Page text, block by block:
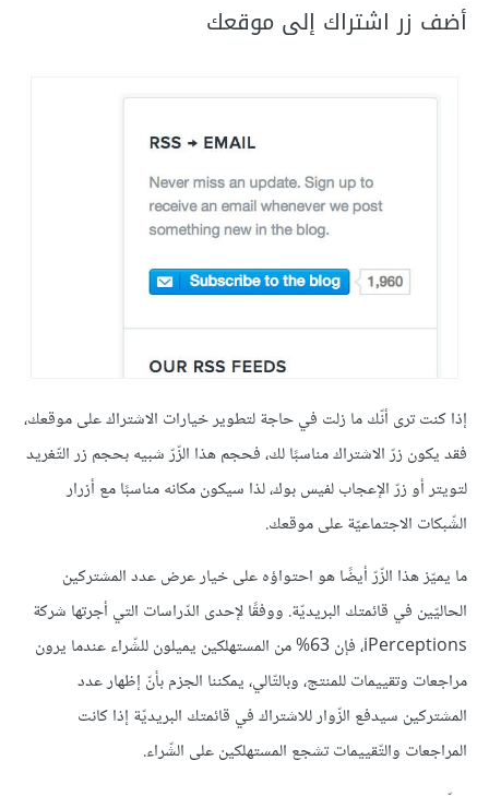
أضف زر اشتراك إلى موقعك
إذا كنت ترى أنّك ما زلت في حاجة لتطوير خيارات الاشتراك على موقعك،
فقد يكون زرّ الاشتراك مناسبًا لك، فحجم هذا الزّرّ شبيه بحجم زر التّغريد
لتويتر أو زرّ الإعجاب لفيس بوك، لذا سيكون مكانه مناسبًا مع أزرار
الشّبكات الاجتماعيّة على موقعك.
ما يميّز هذا الزّرّ أيضًا هو احتواؤه على خيار عرض عدد المشتركين
الحاليّين في قائمتك البريديّة. ووفقًا لإحدى الدّراسات التي أجرتها شركة
iPerceptions، فإن 63% من المستهلكين يميلون للشّراء عندما يرون
مراجعات وتقييمات للمنتج، وبالتّالي، يمكننا الجزم بأنّ إظهار عدد
المشتركين سيدفع الزّوار للاشتراك في قائمتك البريديّة إذا كانت
المراجعات والتّقييمات تشجع المستهلكين على الشّراء.